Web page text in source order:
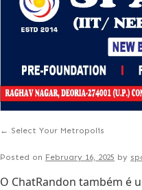
← Select Your Metropolis
Posted on February 16, 2025 by
O ChatRandon também é